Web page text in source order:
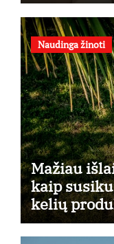
Naudinga žinoti
Mažiau
kaip
kelių